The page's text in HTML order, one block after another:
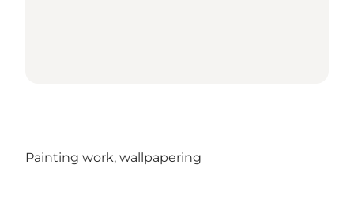
Painting work, wallpapering